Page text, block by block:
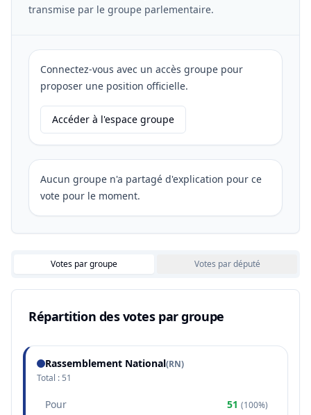
transmise par le groupe parlementaire.
Connectez-vous avec un accès groupe pour
proposer une position officielle.
Accéder à l'espace groupe
Aucun groupe n'a partagé d'explication pour ce
vote pour le moment.
Votes par groupe Votes par député
Répartition des votes par groupe
Rassemblement National(RN)
Total : 51
Pour 51 (100%)